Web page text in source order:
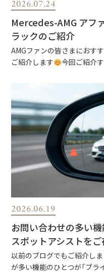
2026.07.24
Mercedes-AMG アフ
ラックのご紹介
AMGファンの皆さまにおす
ご紹介します
今回ご紹介
2026.06.19
お問い合わせの多い
スポットアシストをご
以前のブログでもご紹介し
が多い機能のひとつが「ブラ